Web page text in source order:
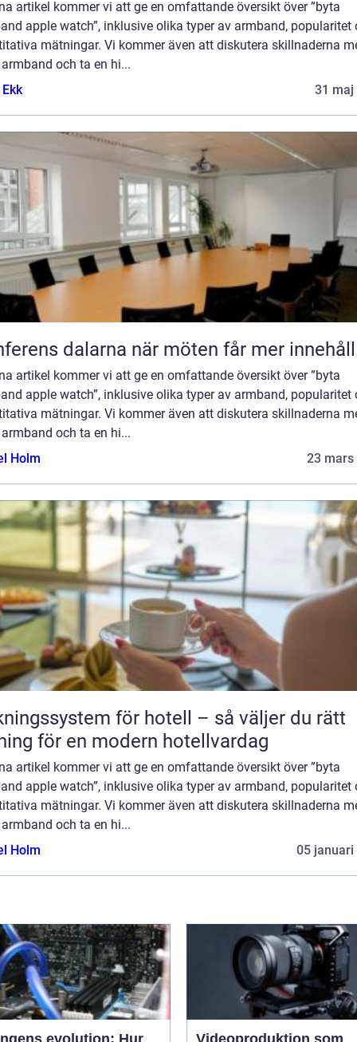
artikel kommer vi att ge en omfattande översikt över ”byta
apple watch”, inklusive olika typer av armband, popularitet
mätningar. Vi kommer även att diskutera skillnaderna
och ta en hi...
31 maj
Konferens dalarna när möten får mer innehåll
artikel kommer vi att ge en omfattande översikt över ”byta
apple watch”, inklusive olika typer av armband, popularitet
mätningar. Vi kommer även att diskutera skillnaderna
och ta en hi...
Holm
23 mars
för hotell – så väljer du rätt
för en modern hotellvardag
artikel kommer vi att ge en omfattande översikt över ”byta
apple watch”, inklusive olika typer av armband, popularitet
mätningar. Vi kommer även att diskutera skillnaderna
och ta en hi...
Holm
05 januari